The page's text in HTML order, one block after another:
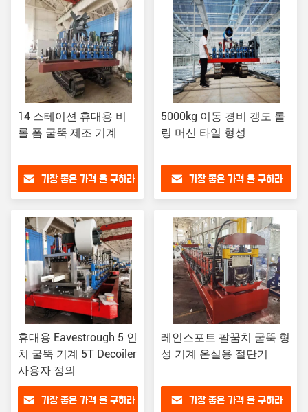
14 스테이션 휴대용 비
롤 폼 굴뚝 제조 기계
가장 좋은 가격 을 구하라
5000kg 이동 경비 갱도 롤
링 머신 타일 형성
가장 좋은 가격 을 구하라
휴대용 Eavestrough 5 인
치 굴뚝 기계 5T Decoiler
사용자 정의
가장 좋은 가격 을 구하라
레인스포트 팔꿈치 굴뚝 형
성 기계 온실용 절단기
가장 좋은 가격 을 구하라